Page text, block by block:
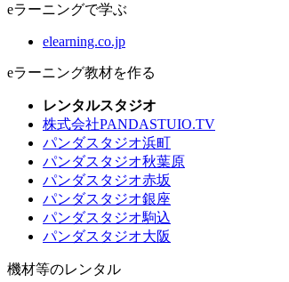
eラーニングで学ぶ
elearning.co.jp
eラーニング教材を作る
レンタルスタジオ
株式会社PANDASTUIO.TV
パンダスタジオ浜町
パンダスタジオ秋葉原
パンダスタジオ赤坂
パンダスタジオ銀座
パンダスタジオ駒込
パンダスタジオ大阪
機材等のレンタル